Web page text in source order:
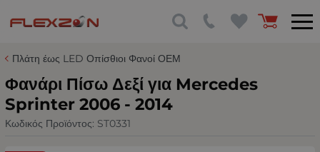
Πλάτη έως LED Οπίσθιοι Φανοί ΟΕΜ
Φανάρι Πίσω Δεξί για Mercedes
Sprinter 2006 - 2014
Κωδικός Προϊόντος: ST0331